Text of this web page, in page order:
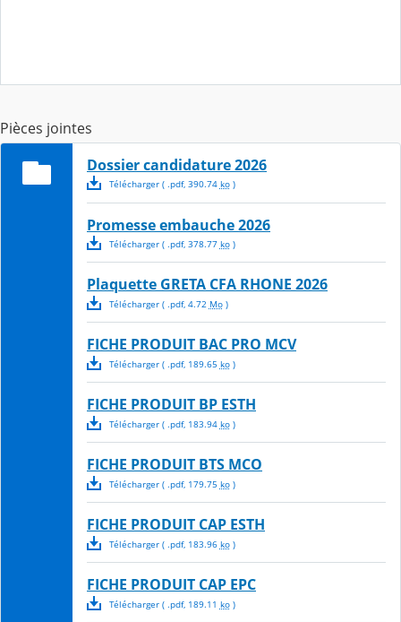
Pièces jointes
Dossier candidature 2026
Télécharger( .pdf, 390.74 ko)
Promesse embauche 2026
Télécharger( .pdf, 378.77 ko)
Plaquette GRETA CFA RHONE 2026
Télécharger( .pdf, 4.72 Mo)
FICHE PRODUIT BAC PRO MCV
Télécharger( .pdf, 189.65 ko)
FICHE PRODUIT BP ESTH
Télécharger( .pdf, 183.94 ko)
FICHE PRODUIT BTS MCO
Télécharger( .pdf, 179.75 ko)
FICHE PRODUIT CAP ESTH
Télécharger( .pdf, 183.96 ko)
FICHE PRODUIT CAP EPC
Télécharger( .pdf, 189.11 ko)